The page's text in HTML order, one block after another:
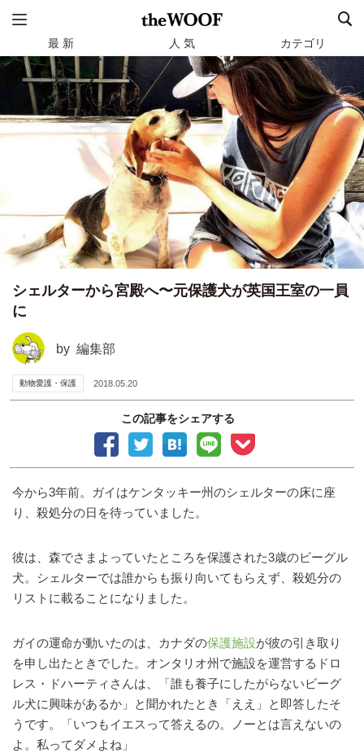
最 新 人 気 カテゴリ
シェルターから宮殿へ〜元保護犬が英国王室の一員
に
by 編集部
動物愛護・保護 2018.05.20
この記事をシェアする
今から3年前。ガイはケンタッキー州のシェルターの床に座
り、殺処分の日を待っていました。
彼は、森でさまよっていたところを保護された3歳のビーグル
犬。シェルターでは誰からも振り向いてもらえず、殺処分の
リストに載ることになりました。
ガイの運命が動いたのは、カナダの保護施設が彼の引き取り
を申し出たときでした。オンタリオ州で施設を運営するドロ
レス・ドハーティさんは、「誰も養子にしたがらないビーグ
ル犬に興味があるか」と聞かれたとき「ええ」と即答したそ
うです。「いつもイエスって答えるの。ノーとは言えないの
よ。私ってダメよね」